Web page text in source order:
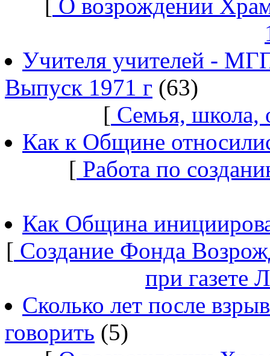
[ О возрождении
Учителя учителей -
Выпуск 1971 г (63)
[ Семья, школа,
Как к Общине
[ Работа по
Как Община
[ Создание Фонда
при газете
Сколько лет после
говорить (5)